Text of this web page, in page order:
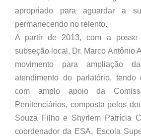
apropriado para aguardar a
permanecendo no relento.
A partir de 2013, com a posse
subseção local, Dr. Marco Antônio
movimento para ampliação
atendimento do parlatório, tendo
com amplo apoio da
Penitenciários, composta pelos
Souza Filho e Shyrlem Patrícia
coordenador da ESA, Escola